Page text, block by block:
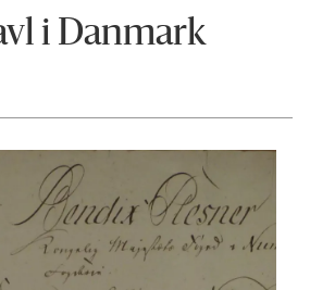
i Danmark